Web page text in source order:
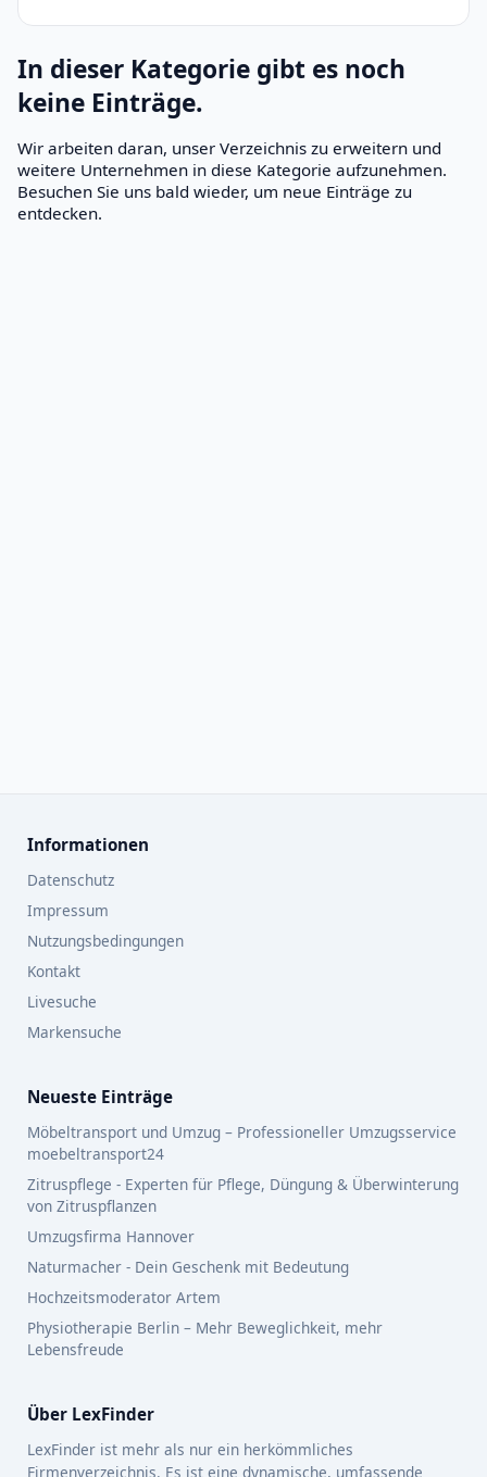
In dieser Kategorie gibt es noch
keine Einträge.
Wir arbeiten daran, unser Verzeichnis zu erweitern und
weitere Unternehmen in diese Kategorie aufzunehmen.
Besuchen Sie uns bald wieder, um neue Einträge zu
entdecken.
Informationen
Datenschutz
Impressum
Nutzungsbedingungen
Kontakt
Livesuche
Markensuche
Neueste Einträge
Möbeltransport und Umzug – Professioneller Umzugsservice
moebeltransport24
Zitruspflege - Experten für Pflege, Düngung & Überwinterung
von Zitruspflanzen
Umzugsfirma Hannover
Naturmacher - Dein Geschenk mit Bedeutung
Hochzeitsmoderator Artem
Physiotherapie Berlin – Mehr Beweglichkeit, mehr
Lebensfreude
Über LexFinder
LexFinder ist mehr als nur ein herkömmliches
Firmenverzeichnis. Es ist eine dynamische, umfassende